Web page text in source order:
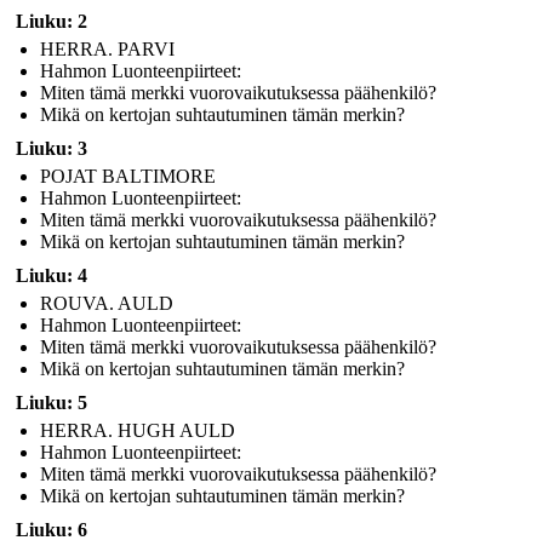
Liuku: 2
HERRA. PARVI
Hahmon Luonteenpiirteet:
Miten tämä merkki vuorovaikutuksessa päähenkilö?
Mikä on kertojan suhtautuminen tämän merkin?
Liuku: 3
POJAT BALTIMORE
Hahmon Luonteenpiirteet:
Miten tämä merkki vuorovaikutuksessa päähenkilö?
Mikä on kertojan suhtautuminen tämän merkin?
Liuku: 4
ROUVA. AULD
Hahmon Luonteenpiirteet:
Miten tämä merkki vuorovaikutuksessa päähenkilö?
Mikä on kertojan suhtautuminen tämän merkin?
Liuku: 5
HERRA. HUGH AULD
Hahmon Luonteenpiirteet:
Miten tämä merkki vuorovaikutuksessa päähenkilö?
Mikä on kertojan suhtautuminen tämän merkin?
Liuku: 6